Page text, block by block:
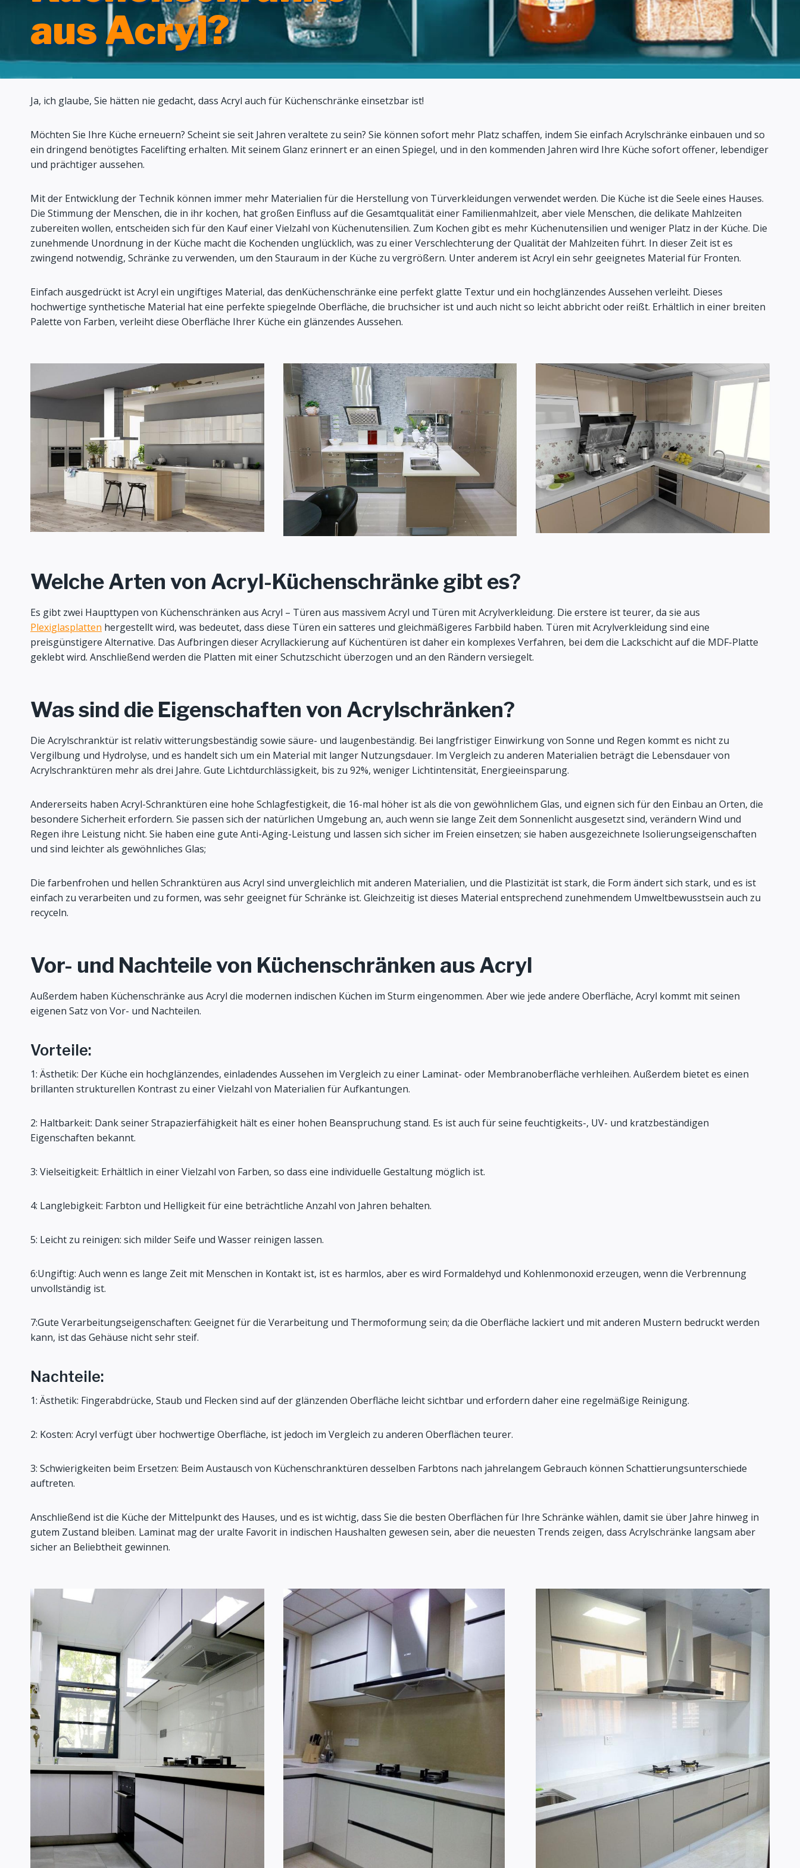
aus Acryl?
Ja, ich glaube, Sie hätten nie gedacht, dass Acryl auch für Küchenschränke einsetzbar ist!
Möchten Sie Ihre Küche erneuern? Scheint sie seit Jahren veraltete zu sein? Sie können sofort mehr Platz schaffen, indem Sie einfach Acrylschränke einbauen und so
ein dringend benötigtes Facelifting erhalten. Mit seinem Glanz erinnert er an einen Spiegel, und in den kommenden Jahren wird Ihre Küche sofort offener, lebendiger
und prächtiger aussehen.
Mit der Entwicklung der Technik können immer mehr Materialien für die Herstellung von Türverkleidungen verwendet werden. Die Küche ist die Seele eines Hauses.
Die Stimmung der Menschen, die in ihr kochen, hat großen Einfluss auf die Gesamtqualität einer Familienmahlzeit, aber viele Menschen, die delikate Mahlzeiten
zubereiten wollen, entscheiden sich für den Kauf einer Vielzahl von Küchenutensilien. Zum Kochen gibt es mehr Küchenutensilien und weniger Platz in der Küche. Die
zunehmende Unordnung in der Küche macht die Kochenden unglücklich, was zu einer Verschlechterung der Qualität der Mahlzeiten führt. In dieser Zeit ist es
zwingend notwendig, Schränke zu verwenden, um den Stauraum in der Küche zu vergrößern. Unter anderem ist Acryl ein sehr geeignetes Material für Fronten.
Einfach ausgedrückt ist Acryl ein ungiftiges Material, das denKüchenschränke eine perfekt glatte Textur und ein hochglänzendes Aussehen verleiht. Dieses
hochwertige synthetische Material hat eine perfekte spiegelnde Oberfläche, die bruchsicher ist und auch nicht so leicht abbricht oder reißt. Erhältlich in einer breiten
Palette von Farben, verleiht diese Oberfläche Ihrer Küche ein glänzendes Aussehen.
Welche Arten von Acryl-Küchenschränke gibt es?
Es gibt zwei Haupttypen von Küchenschränken aus Acryl – Türen aus massivem Acryl und Türen mit Acrylverkleidung. Die erstere ist teurer, da sie aus
Plexiglasplatten hergestellt wird, was bedeutet, dass diese Türen ein satteres und gleichmäßigeres Farbbild haben. Türen mit Acrylverkleidung sind eine
preisgünstigere Alternative. Das Aufbringen dieser Acryllackierung auf Küchentüren ist daher ein komplexes Verfahren, bei dem die Lackschicht auf die MDF-Platte
geklebt wird. Anschließend werden die Platten mit einer Schutzschicht überzogen und an den Rändern versiegelt.
Was sind die Eigenschaften von Acrylschränken?
Die Acrylschranktür ist relativ witterungsbeständig sowie säure- und laugenbeständig. Bei langfristiger Einwirkung von Sonne und Regen kommt es nicht zu
Vergilbung und Hydrolyse, und es handelt sich um ein Material mit langer Nutzungsdauer. Im Vergleich zu anderen Materialien beträgt die Lebensdauer von
Acrylschranktüren mehr als drei Jahre. Gute Lichtdurchlässigkeit, bis zu 92%, weniger Lichtintensität, Energieeinsparung.
Andererseits haben Acryl-Schranktüren eine hohe Schlagfestigkeit, die 16-mal höher ist als die von gewöhnlichem Glas, und eignen sich für den Einbau an Orten, die
besondere Sicherheit erfordern. Sie passen sich der natürlichen Umgebung an, auch wenn sie lange Zeit dem Sonnenlicht ausgesetzt sind, verändern Wind und
Regen ihre Leistung nicht. Sie haben eine gute Anti-Aging-Leistung und lassen sich sicher im Freien einsetzen; sie haben ausgezeichnete Isolierungseigenschaften
und sind leichter als gewöhnliches Glas;
Die farbenfrohen und hellen Schranktüren aus Acryl sind unvergleichlich mit anderen Materialien, und die Plastizität ist stark, die Form ändert sich stark, und es ist
einfach zu verarbeiten und zu formen, was sehr geeignet für Schränke ist. Gleichzeitig ist dieses Material entsprechend zunehmendem Umweltbewusstsein auch zu
recyceln.
Vor- und Nachteile von Küchenschränken aus Acryl
Außerdem haben Küchenschränke aus Acryl die modernen indischen Küchen im Sturm eingenommen. Aber wie jede andere Oberfläche, Acryl kommt mit seinen
eigenen Satz von Vor- und Nachteilen.
Vorteile:
1: Ästhetik: Der Küche ein hochglänzendes, einladendes Aussehen im Vergleich zu einer Laminat- oder Membranoberfläche verhleihen. Außerdem bietet es einen
brillanten strukturellen Kontrast zu einer Vielzahl von Materialien für Aufkantungen.
2: Haltbarkeit: Dank seiner Strapazierfähigkeit hält es einer hohen Beanspruchung stand. Es ist auch für seine feuchtigkeits-, UV- und kratzbeständigen
Eigenschaften bekannt.
3: Vielseitigkeit: Erhältlich in einer Vielzahl von Farben, so dass eine individuelle Gestaltung möglich ist.
4: Langlebigkeit: Farbton und Helligkeit für eine beträchtliche Anzahl von Jahren behalten.
5: Leicht zu reinigen: sich milder Seife und Wasser reinigen lassen.
6:Ungiftig: Auch wenn es lange Zeit mit Menschen in Kontakt ist, ist es harmlos, aber es wird Formaldehyd und Kohlenmonoxid erzeugen, wenn die Verbrennung
unvollständig ist.
7:Gute Verarbeitungseigenschaften: Geeignet für die Verarbeitung und Thermoformung sein; da die Oberfläche lackiert und mit anderen Mustern bedruckt werden
kann, ist das Gehäuse nicht sehr steif.
Nachteile:
1: Ästhetik: Fingerabdrücke, Staub und Flecken sind auf der glänzenden Oberfläche leicht sichtbar und erfordern daher eine regelmäßige Reinigung.
2: Kosten: Acryl verfügt über hochwertige Oberfläche, ist jedoch im Vergleich zu anderen Oberflächen teurer.
3: Schwierigkeiten beim Ersetzen: Beim Austausch von Küchenschranktüren desselben Farbtons nach jahrelangem Gebrauch können Schattierungsunterschiede
auftreten.
Anschließend ist die Küche der Mittelpunkt des Hauses, und es ist wichtig, dass Sie die besten Oberflächen für Ihre Schränke wählen, damit sie über Jahre hinweg in
gutem Zustand bleiben. Laminat mag der uralte Favorit in indischen Haushalten gewesen sein, aber die neuesten Trends zeigen, dass Acrylschränke langsam aber
sicher an Beliebtheit gewinnen.